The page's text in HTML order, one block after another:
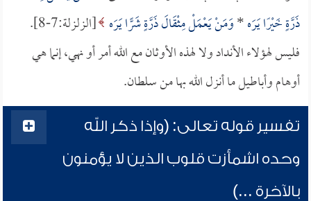
ذَرَّةٍ خَيْرًا يَرَه*وَمَنْ يَعْمَلْ مِثْقَالَ ذَرَّةٍ شَرًّا يَرَه [الزلزلة:7-8].
فليس لهؤلاء الأنداد ولا لهذه الأوثان مع الله أمر أو نهي، إنما هي
أوهام وأباطيل ما أنزل الله بها من سلطان.
تفسير قوله تعالى: (وإذا ذكر الله
وحده اشمأزت قلوب الذين لا يؤمنون
بالآخرة ...)